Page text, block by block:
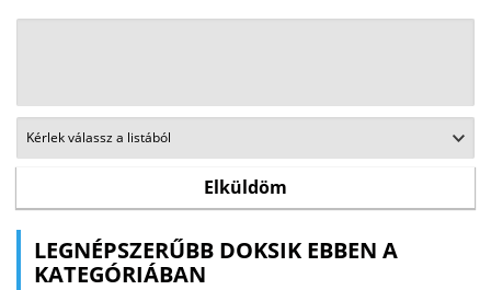
LEGNÉPSZERŰBB DOKSIK EBBEN A
KATEGÓRIÁBAN